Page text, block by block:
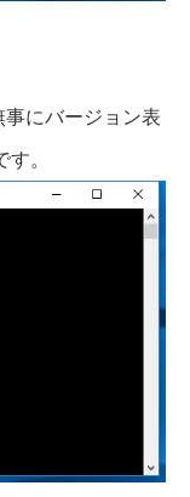
事にバージョン表
。